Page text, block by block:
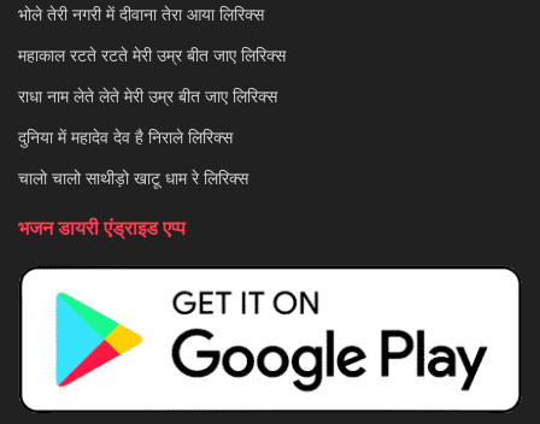
भोले तेरी नगरी में दीवाना तेरा आया लिरिक्स
महाकाल रटते रटते मेरी उम्र बीत जाए लिरिक्स
राधा नाम लेते लेते मेरी उम्र बीत जाए लिरिक्स
दुनिया में महादेव देव है निराले लिरिक्स
चालो चालो साथीड़ो खाटू धाम रे लिरिक्स
भजन डायरी एंड्राइड एप्प